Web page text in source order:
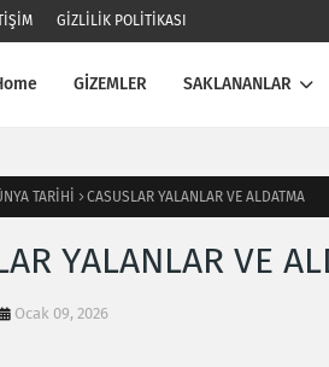
GİZLİLİK POLİTİKASI
GİZEMLER SAKLANANLAR
TARİHİ CASUSLAR YALANLAR VE ALDATMA
YALANLAR VE
Ocak 09, 2026